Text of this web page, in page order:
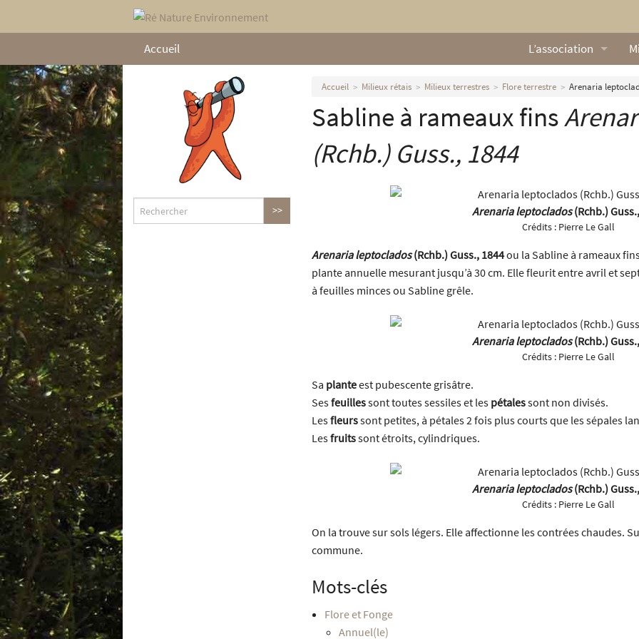
Accueil L’association
Qui sommes nous ?
Nos missions
Nos partenaires
Actualités
Accueil Milieux rétais Milieux terrestres Flore terrestre Arenaria
Sabline à rameaux fins
(Rchb.) Guss., 1844
Arenaria leptoclados(Rchb.)
Crédits : Pierre Le Gall
Arenaria leptoclados(Rchb.) Guss., 1844ou la Sabline à rameaux
plante annuelle mesurant jusqu’à 30 cm. Elle fleurit entre avril et
à feuilles minces ou Sabline grêle.
Arenaria leptoclados(Rchb.)
Crédits : Pierre Le Gall
Sa planteest pubescente grisâtre.
Sesfeuillessont toutes sessiles et les pétalessont non divisés.
Lesfleurssont petites, à pétales 2 fois plus courts que les sépales
Lesfruitssont étroits, cylindriques.
Arenaria leptoclados(Rchb.)
Crédits : Pierre Le Gall
On la trouve sur sols légers. Elle affectionne les contrées chaudes.
commune.
Mots-clés
Flore et Fonge
Annuel(le)